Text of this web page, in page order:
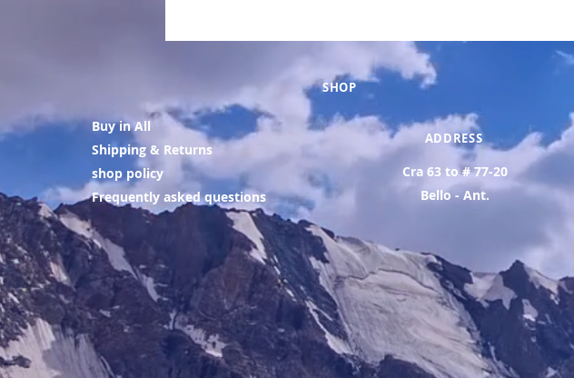
SHOP
Buy in All
Shipping & Returns
shop policy
Frequently asked questions
ADDRESS
Cra 63 to # 77-20
Bello - Ant.